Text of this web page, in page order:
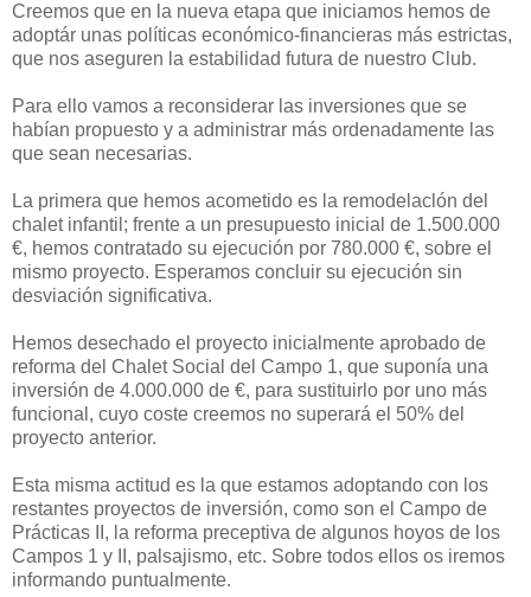
Creemos que en la nueva etapa que iniciamos hemos de
adoptár unas políticas económico-financieras más estrictas,
que nos aseguren la estabilidad futura de nuestro Club.
Para ello vamos a reconsiderar las inversiones que se
habían propuesto y a administrar más ordenadamente las
que sean necesarias.
La primera que hemos acometido es la remodelaclón del
chalet infantil; frente a un presupuesto inicial de 1.500.000
€, hemos contratado su ejecución por 780.000 €, sobre el
mismo proyecto. Esperamos concluir su ejecución sin
desviación significativa.
Hemos desechado el proyecto inicialmente aprobado de
reforma del Chalet Social del Campo 1, que suponía una
inversión de 4.000.000 de €, para sustituirlo por uno más
funcional, cuyo coste creemos no superará el 50% del
proyecto anterior.
Esta misma actitud es la que estamos adoptando con los
restantes proyectos de inversión, como son el Campo de
Prácticas II, la reforma preceptiva de algunos hoyos de los
Campos 1 y II, palsajismo, etc. Sobre todos ellos os iremos
informando puntualmente.